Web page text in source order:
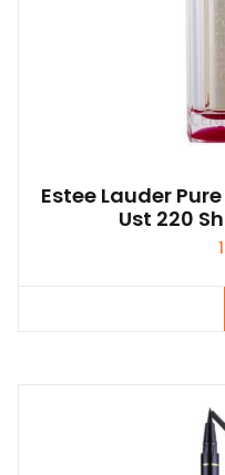
Estee Lauder
Ust 220